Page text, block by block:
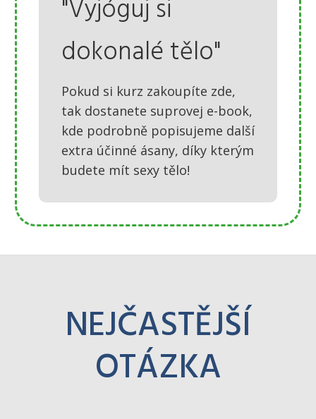
"Vyjóguj si
dokonalé tělo"
Pokud si kurz zakoupíte zde,
tak dostanete suprovej e-book,
kde podrobně popisujeme další
extra účinné ásany, díky kterým
budete mít sexy tělo!
NEJČASTĚJŠÍ
OTÁZKA